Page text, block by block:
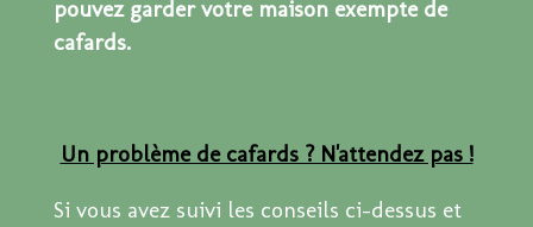
pouvez garder votre maison exempte de
cafards.
Un problème de cafards ? N'attendez pas !
Si vous avez suivi les conseils ci-dessus et